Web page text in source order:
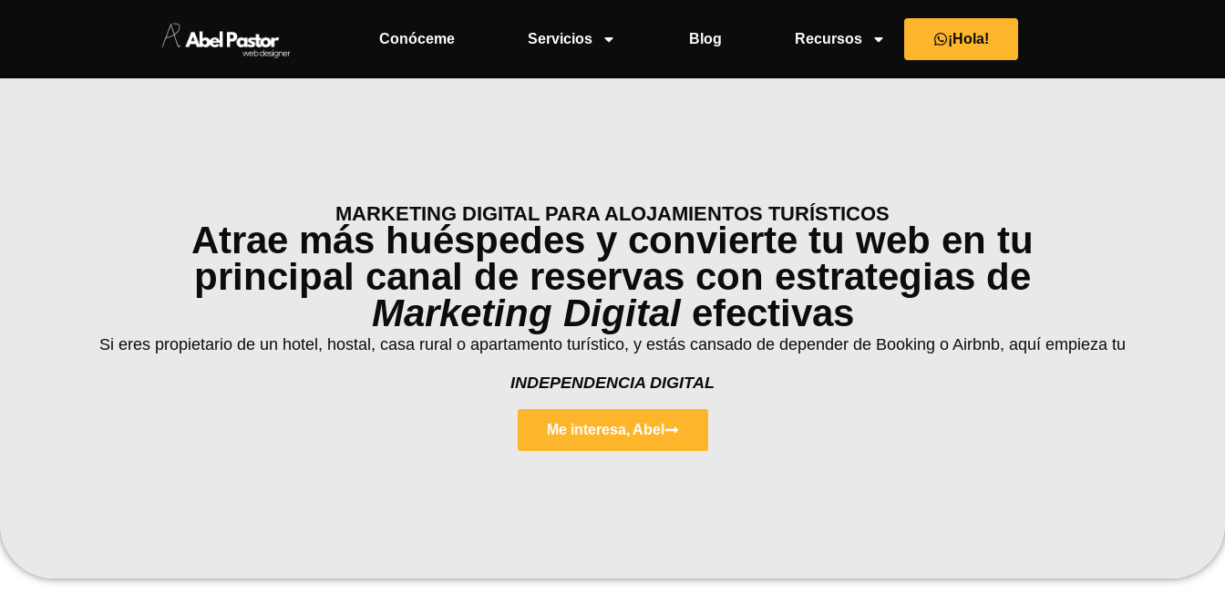
Conóceme Servicios Blog Recursos ¡Hola!
MARKETING DIGITAL PARA ALOJAMIENTOS TURÍSTICOS
Atrae más huéspedes y convierte tu web en tu
principal canal de reservas con estrategias de
Marketing Digitalefectivas
Si eres propietario de un hotel, hostal, casa rural o apartamento turístico, y estás cansado de depender de Booking o Airbnb, aquí empieza tu
INDEPENDENCIA DIGITAL
Me interesa, Abel